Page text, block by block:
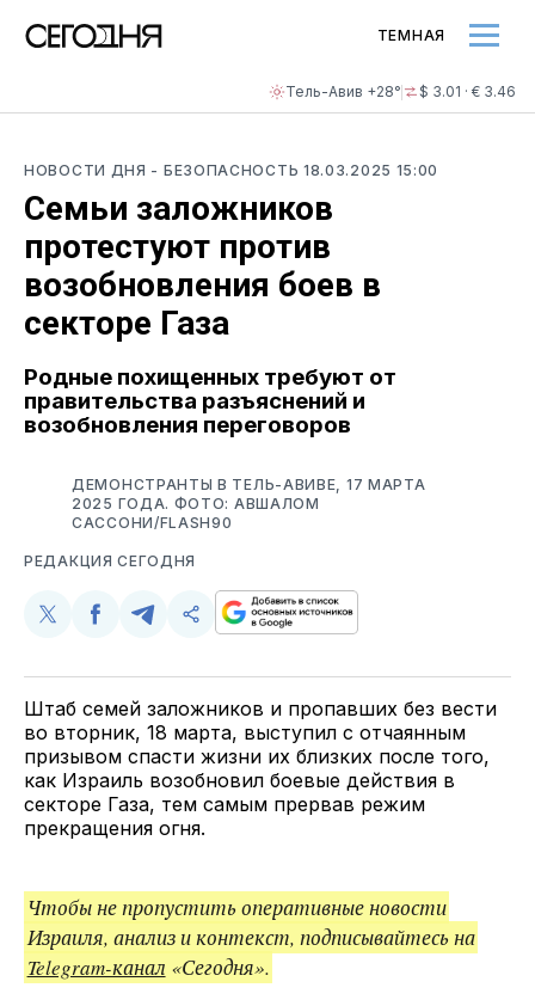
Тель-Авив +28° $ 3.01 · € 3.46
ТЕМНАЯ
НОВОСТИ ДНЯ - БЕЗОПАСНОСТЬ 18.03.2025 15:00
Семьи заложников
протестуют против
возобновления боев в
секторе Газа
Родные похищенных требуют от
правительства разъяснений и
возобновления переговоров
ДЕМОНСТРАНТЫ В ТЕЛЬ-АВИВЕ, 17 МАРТА
2025 ГОДА. ФОТО: АВШАЛОМ
САССОНИ/FLASH90
РЕДАКЦИЯ СЕГОДНЯ
Поделиться
Twitter
Поделиться
Facebook
Поделиться
Telegram
Скопируйте
поделитесь
Штаб семей заложников и пропавших без вести
во вторник, 18 марта, выступил с отчаянным
призывом спасти жизни их близких после того,
как Израиль возобновил боевые действия в
секторе Газа, тем самым прервав режим
прекращения огня.
Чтобы не пропустить оперативные новости
Израиля, анализ и контекст, подписывайтесь на
Telegram-канал «Сегодня».